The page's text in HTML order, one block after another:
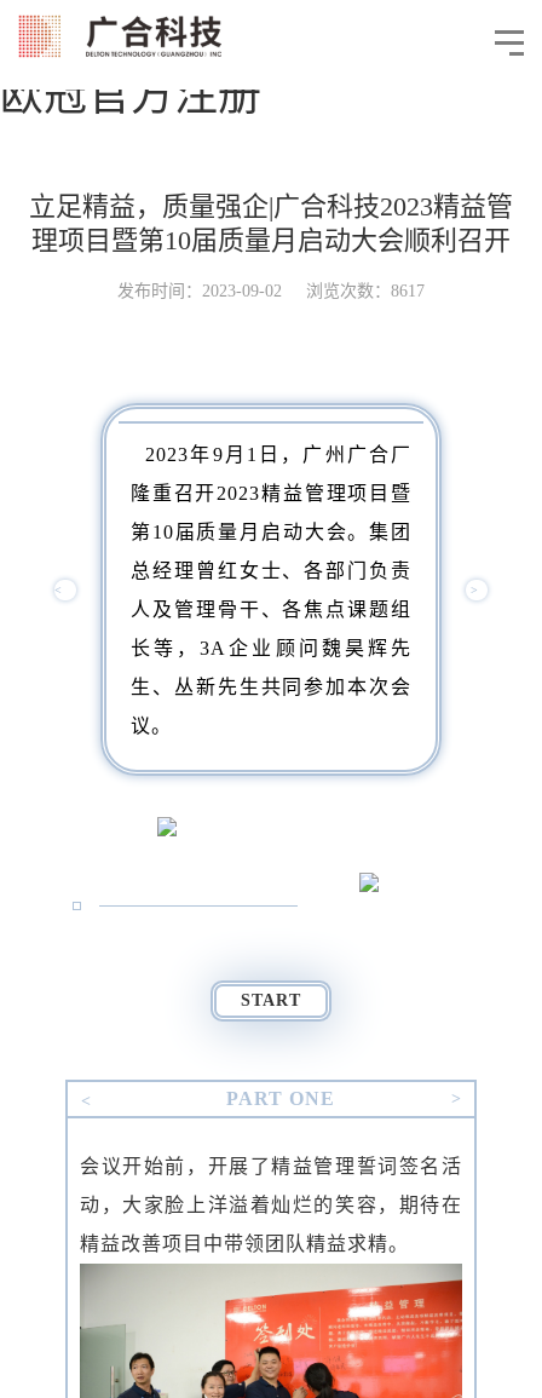
欧冠官方注册
立足精益，质量强企|广合科技2023精益管
理项目暨第10届质量月启动大会顺利召开
发布时间：2023-09-02 浏览次数：8617
<
2023年9月1日，广州广合厂
隆重召开2023精益管理项目暨
第10届质量月启动大会。集团
总经理曾红女士、各部门负责
人及管理骨干、各焦点课题组
长等，3A企业顾问魏昊辉先
生、丛新先生共同参加本次会
议。
>
START
< PART ONE >
会议开始前，开展了精益管理誓词签名活
动，大家脸上洋溢着灿烂的笑容，期待在
精益改善项目中带领团队精益求精。